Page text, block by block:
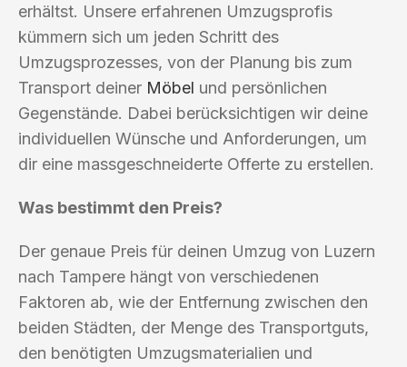
erhältst. Unsere erfahrenen Umzugsprofis
kümmern sich um jeden Schritt des
Umzugsprozesses, von der Planung bis zum
Transport deiner Möbel und persönlichen
Gegenstände. Dabei berücksichtigen wir deine
individuellen Wünsche und Anforderungen, um
dir eine massgeschneiderte Offerte zu erstellen.
Was bestimmt den Preis?
Der genaue Preis für deinen Umzug von Luzern
nach Tampere hängt von verschiedenen
Faktoren ab, wie der Entfernung zwischen den
beiden Städten, der Menge des Transportguts,
den benötigten Umzugsmaterialien und